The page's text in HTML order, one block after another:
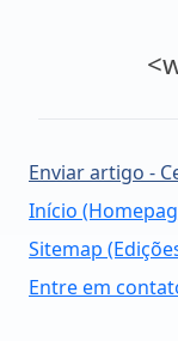
Enviar artigo -
Início
Sitemap
Entre em